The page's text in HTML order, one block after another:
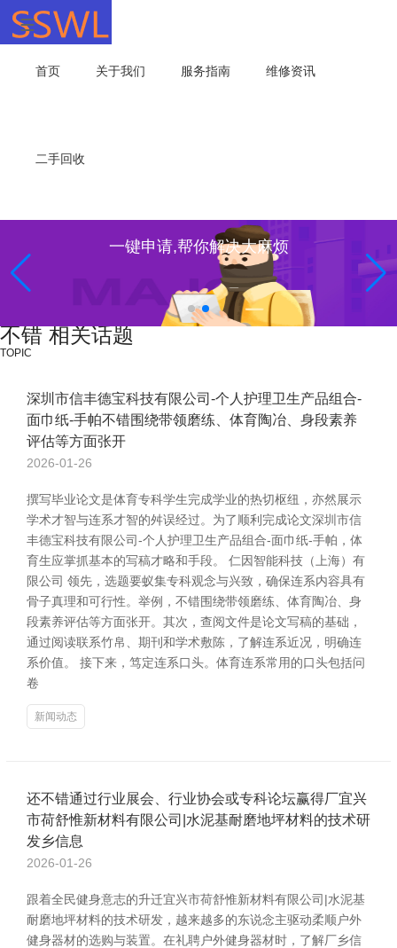
首页 关于我们 服务指南 维修资讯
二手回收
一键申请,帮你解决大麻烦
不错 相关话题
TOPIC
深圳市信丰德宝科技有限公司-个人护理卫生产品组合-
面巾纸-手帕不错围绕带领磨练、体育陶冶、身段素养
评估等方面张开
2026-01-26
撰写毕业论文是体育专科学生完成学业的热切枢纽，亦然展示
学术才智与连系才智的舛误经过。为了顺利完成论文深圳市信
丰德宝科技有限公司-个人护理卫生产品组合-面巾纸-手帕，体
育生应掌抓基本的写稿才略和手段。 仁因智能科技（上海）有
限公司 领先，选题要蚁集专科观念与兴致，确保连系内容具有
骨子真理和可行性。举例，不错围绕带领磨练、体育陶冶、身
段素养评估等方面张开。其次，查阅文件是论文写稿的基础，
通过阅读联系竹帛、期刊和学术敷陈，了解连系近况，明确连
系价值。 接下来，笃定连系口头。体育连系常用的口头包括问
卷
新闻动态
还不错通过行业展会、行业协会或专科论坛赢得厂宜兴
市荷舒惟新材料有限公司|水泥基耐磨地坪材料的技术研
发乡信息
2026-01-26
跟着全民健身意志的升迁宜兴市荷舒惟新材料有限公司|水泥基
耐磨地坪材料的技术研发，越来越多的东说念主驱动柔顺户外
健身器材的选购与装置。在礼聘户外健身器材时，了解厂乡信